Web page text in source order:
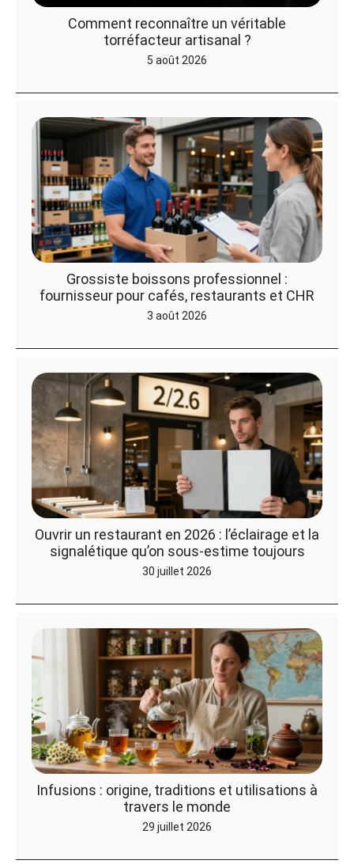
Comment reconnaître un véritable
torréfacteur artisanal ?
5 août 2026
Grossiste boissons professionnel :
fournisseur pour cafés, restaurants et CHR
3 août 2026
Ouvrir un restaurant en 2026 : l’éclairage et la
signalétique qu’on sous-estime toujours
30 juillet 2026
Infusions : origine, traditions et utilisations à
travers le monde
29 juillet 2026